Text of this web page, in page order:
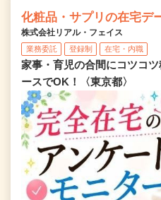
化粧品・サプリの在宅デ
株式会社リアル・フェイス
業務委託 登録制 在宅・内職
家事・育児の合間にコツコ
ースでOK！〈東京都〉